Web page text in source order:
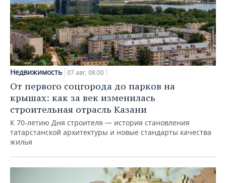
Недвижимость 07 авг, 08:00
От первого соцгорода до парков на
крышах: как за век изменилась
строительная отрасль Казани
К 70-летию Дня строителя — история становления
татарстанской архитектуры и новые стандарты качества
жилья